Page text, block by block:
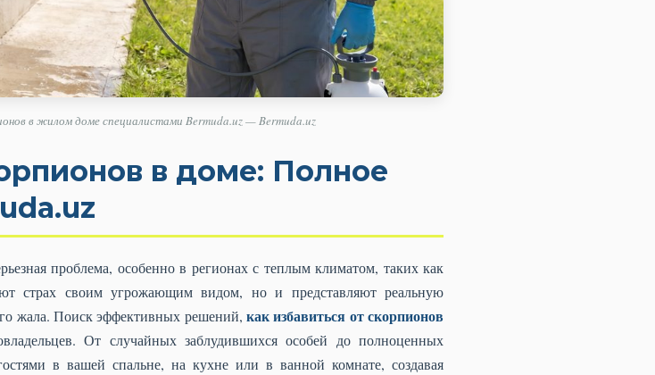
в жилом доме специалистами Bermuda.uz — Bermuda.uz
в доме: Полное
проблема, особенно в регионах с теплым климатом, таких как
страх своим угрожающим видом, но и представляют реальную
жала. Поиск эффективных решений, как избавиться от скорпионов
От случайных заблудившихся особей до полноценных
в вашей спальне, на кухне или в ванной комнате, создавая